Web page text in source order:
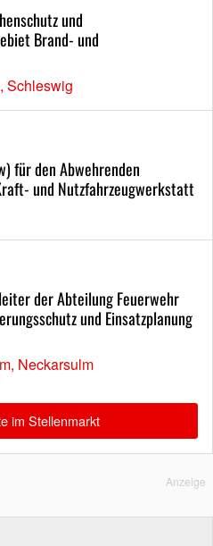
und
Brand- und
Schleswig
für den Abwehrenden
und Nutzfahrzeugwerkstatt
der Abteilung Feuerwehr
und Einsatzplanung
Neckarsulm
im Stellenmarkt
Anzeige